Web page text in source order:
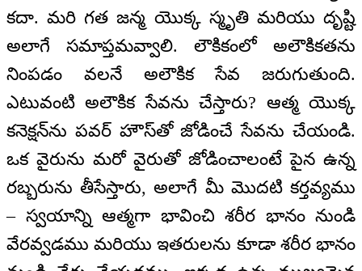
కదా. మరి గత జన్మ యొక్క స్మృతి మరియు దృష్టి
అలాగే సమాప్తమవ్వాలి. లౌకికంలో అలౌకికతను
నింపడం వలనే అలౌకిక సేవ జరుగుతుంది.
ఎటువంటి అలౌకిక సేవను చేస్తారు? ఆత్మ యొక్క
కనెక్షన్‌ను పవర్ హౌస్‌తో జోడించే సేవను చేయండి.
ఒక వైరును మరో వైరుతో జోడించాలంటే పైన ఉన్న
రబ్బరును తీసేస్తారు, అలాగే మీ మొదటి కర్తవ్యము
– స్వయాన్ని ఆత్మగా భావించి శరీర భానం నుండి
వేరవ్వడము మరియు ఇతరులను కూడా శరీర భానం